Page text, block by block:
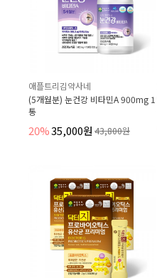
애플트리김약사네
(5개월분) 눈건강 비타민A 900mg 1
통
20%35,000원 43,800원